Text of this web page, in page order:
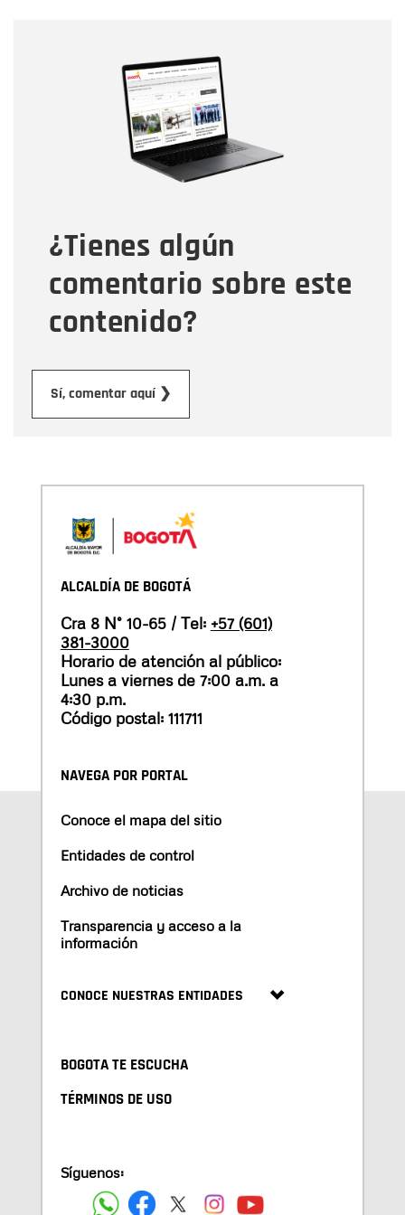
¿Tienes algún
comentario sobre este
contenido?
Sí, comentar aquí ❯
Correo electrónico
Tipo de comentario
Mensaje
ALCALDÍA DE BOGOTÁ
Cra 8 N° 10-65 / Tel: +57 (601)
381-3000
Horario de atención al público:
Lunes a viernes de 7:00 a.m. a
4:30 p.m.
Código postal: 111711
NAVEGA POR PORTAL
Conoce el mapa del sitio
Entidades de control
Archivo de noticias
Transparencia y acceso a la
información
CONOCE NUESTRAS ENTIDADES
BOGOTA TE ESCUCHA
TÉRMINOS DE USO
Síguenos: